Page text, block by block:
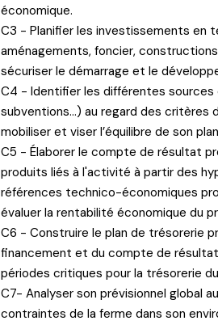
économique.
C3 - Planifier les investissements en
aménagements, foncier,
sécuriser le démarrage et le
C4 - Identifier les différentes
subventions...) au regard des critères
mobiliser et viser l’équilibre de son
C5 - Élaborer le compte de résultat
produits liés à l'activité à partir des
références technico-économiques
évaluer la rentabilité économique du
C6 - Construire le plan de trésorerie
financement et du compte de
périodes critiques pour la trésorerie
C7- Analyser son prévisionnel global
contraintes de la ferme dans son